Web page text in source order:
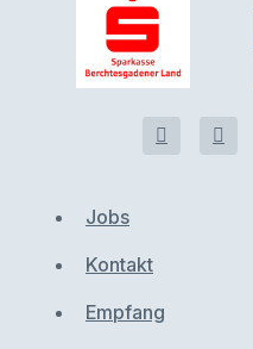
Jobs
Kontakt
Empfang